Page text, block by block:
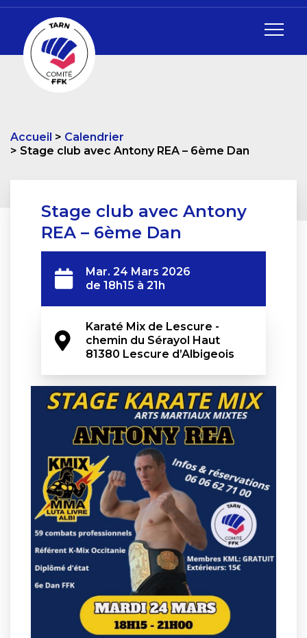
Accueil
Calendrier
Stage club avec Antony REA – 6ème Dan
Stage club avec Antony
REA – 6ème Dan
Mar. 24 Mars 2026
de 18h15 à 21h
Karaté Mix de Lescure -
chemin du Sérayol Haut
81380 Lescure d’Albigeois